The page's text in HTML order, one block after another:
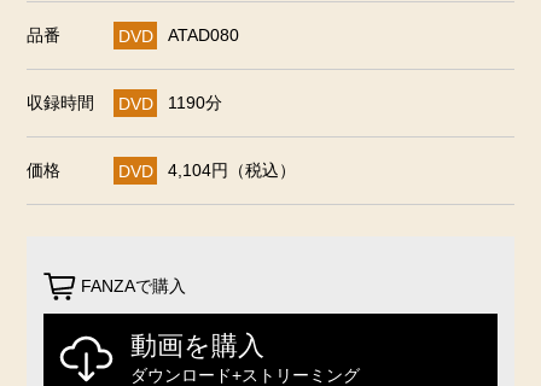
品番 DVD ATAD080
収録時間 DVD 1190分
価格 DVD 4,104円（税込）
FANZAで購入
動画を購入
ダウンロード+ストリーミング